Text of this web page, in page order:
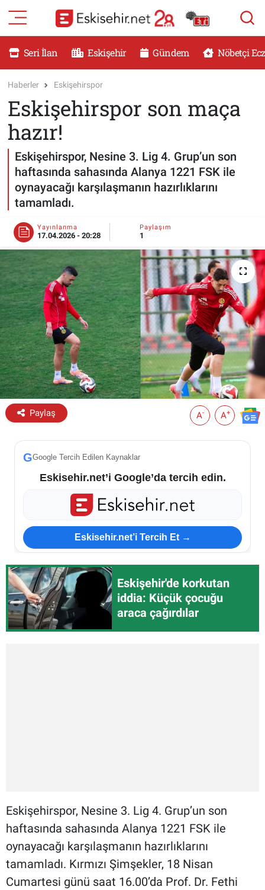
Seri İlan Eskişehir Gündem Nöbetçi
Haberler Eskişehirspor
Eskişehirspor son maça
hazır!
Eskişehirspor, Nesine 3. Lig 4. Grup’un son
haftasında sahasında Alanya 1221 FSK ile
oynayacağı karşılaşmanın hazırlıklarını
tamamladı.
Yayınlanma
17.04.2026 - 20:28
Paylaşım
1
Paylaş A- A+
GGoogle Tercih Edilen Kaynaklar
Eskisehir.net’i Google’da tercih edin.
Eskisehir.net’i Tercih Et →
Eskişehir'de korkutan
iddia: Küçük çocuğu
araca çağırdılar
Eskişehirspor, Nesine 3. Lig 4. Grup’un son
haftasında sahasında Alanya 1221 FSK ile
oynayacağı karşılaşmanın hazırlıklarını
tamamladı. Kırmızı Şimşekler, 18 Nisan
Cumartesi günü saat 16.00’da Prof. Dr. Fethi
RESMİ İLANLAR
DÜNYA
SAĞLIK
MAGAZİN
KADIN
TEKNOLOJİ
YEMEK
ESKİŞEHİR NÖBETÇİ ECZANELER
Eskişehir Haber İçerikleri
Eskişehir Hava Durumu
Eskişehir Tramvay Saatleri
Eskişehir Otobüs Saatleri
Eskişehir Nöbetçi Eczaneler
Eskişehir Namaz Vakitleri
Eskişehir Trafik Yoğunluk Haritası
Süper Lig Puan Durumu ve Fikstür
Tüm Manşetler
Son Dakika Haberleri
Haber Arşivi